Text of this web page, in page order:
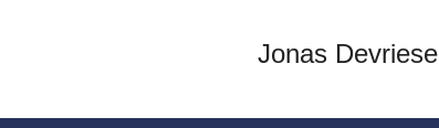
Jonas Devriese